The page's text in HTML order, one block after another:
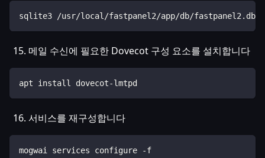
sqlite3 /usr/local/fastpanel2/app/db/fastpanel2.db
메일 수신에 필요한 Dovecot 구성 요소를 설치합니다
apt install dovecot-lmtpd
서비스를 재구성합니다
mogwai services configure -f